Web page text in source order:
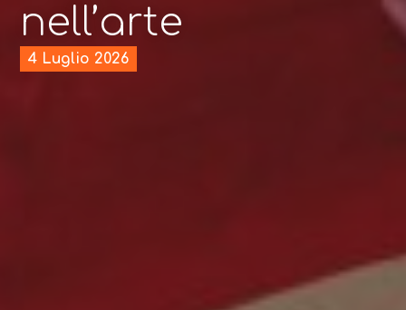
nell’arte
4 Luglio 2026